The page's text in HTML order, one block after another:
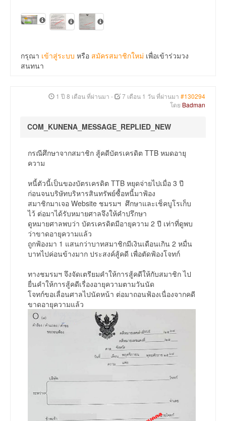
กรุณา เข้าสู่ระบบ หรือ สมัครสมาชิกใหม่ เพื่อเข้าร่วมวง
สนทนา
1 ปี 8 เดือน ที่ผ่านมา - 7 เดือน 1 วัน ที่ผ่านมา #130294
โดย Badman
COM_KUNENA_MESSAGE_REPLIED_NEW
กรณีศึกษาจากสมาชิก สู้คดีบัตรเครดิต TTB หมดอายุ
ความ
หนี้ตัวนี้เป็นของบัตรเครดิต TTB หยุดจ่ายไปเมื่อ 3 ปี
ก่อนจนบริษัทบริหารสินทรัพย์ซื้อหนี้มาฟ้อง
สมาชิกมาเจอ Website ชมรมฯ ศึกษาและเช็คบูโรเก็บ
ไว้ ต่อมาได้รับหมายศาลจึงให้คำปรึกษา
ดูหมายศาลพบว่า บัตรเครดิตมีอายุความ 2 ปี เท่าที่ดูพบ
ว่าขาดอายุความแล้ว
ถูกฟ้องมา 1 แสนกว่าบาทสมาชิกมีเงินเดือนเกิน 2 หมื่น
บาทไปค่อนข้างมาก ประสงค์สู้คดี เพื่อตัดฟ้องโจทก์
ทางชมรมฯ จึงจัดเตรียมคำให้การสู้คดีให้กับสมาชิก ไป
ยื่นคำให้การสู้คดีเรื่องอายุความตามวันนัด
โจทก์ขอเลื่อนศาลไปนัดหน้า ต่อมาถอนฟ้องเนื่องจากคดี
ขาดอายุความแล้ว